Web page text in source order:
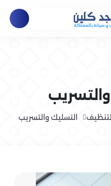
التسليك والتسريب